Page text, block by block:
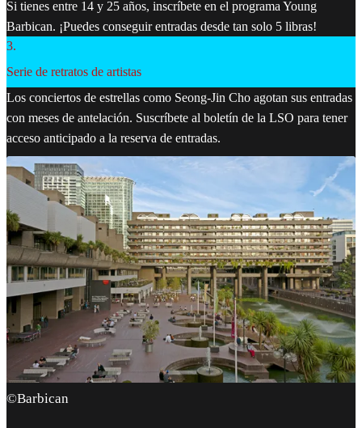
Si tienes entre 14 y 25 años, inscríbete en el programa Young
Barbican. ¡Puedes conseguir entradas desde tan solo 5 libras!
3.
Serie de retratos de artistas
Los conciertos de estrellas como Seong-Jin Cho agotan sus entradas
con meses de antelación. Suscríbete al boletín de la LSO para tener
acceso anticipado a la reserva de entradas.
©Barbican